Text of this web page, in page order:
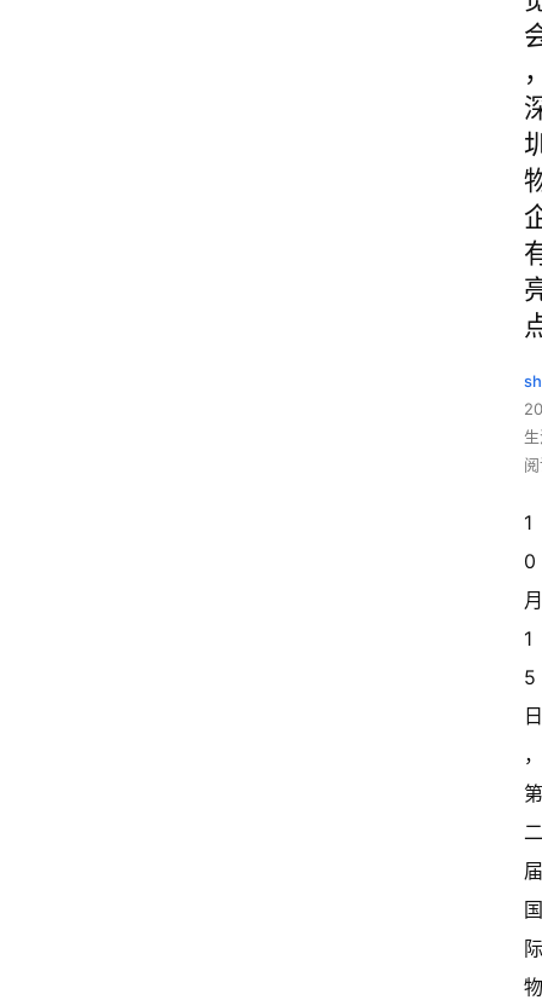
1
0
月
1
5
日
，
第
二
届
国
际
物